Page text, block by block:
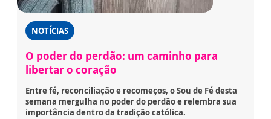
NOTÍCIAS
O poder do perdão: um caminho para
libertar o coração
Entre fé, reconciliação e recomeços, o Sou de Fé desta
semana mergulha no poder do perdão e relembra sua
importância dentro da tradição católica.